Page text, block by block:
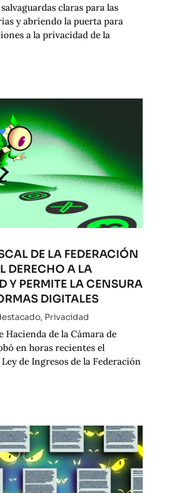
claras para las
y abriendo la puerta para
a la privacidad de la
DE LA FEDERACIÓN
DERECHO A LA
Y PERMITE LA CENSURA
DIGITALES
, Privacidad
Hacienda de la Cámara de
en horas recientes el
de Ingresos de la Federación